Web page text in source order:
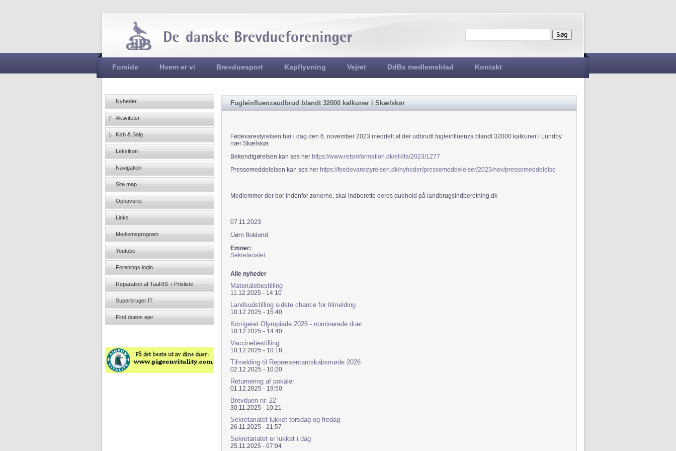
Søgefelt
Søg
Hovedmenu
Forside Hvem er vi Brevduesport Kapflyvning Vejret DdBs medlemsblad Kontakt
Fugleinfluenzaudbrud blandt 32000 kalkuner i Skælskør
Fødevarestyrelsen har i dag den 6. november 2023 meddelt at der udbrudt fugleinfluenza blandt 32000 kalkuner i Lundby
nær Skælskør.
Bekendtgørelsen kan ses her https://www.retsinformation.dk/eli/lta/2023/1277
Pressemeddelelsen kan ses her https://foedevarestyrelsen.dk/nyheder/pressemeddelelser/2023/nov/pressemeddelelse
Medlemmer der bor indenfor zonerne, skal indberette deres duehold på landbrugsindberetning.dk
07.11.2023
/Jørn Boklund
Emner:
Sekretariatet
Alle nyheder
Materialebestilling
11.12.2025 - 14:10
Landsudstilling sidste chance for tilmelding
10.12.2025 - 15:40
Korrigeret Olympiade 2026 - nominerede duer
10.12.2025 - 14:40
Vaccinebestilling
10.12.2025 - 10:18
Tilmelding til Repræsentantskabsmøde 2026
02.12.2025 - 10:20
Returnering af pokaler
01.12.2025 - 19:50
Brevduen nr. 22
30.11.2025 - 10:21
Sekretariatet lukket torsdag og fredag
26.11.2025 - 21:57
Sekretariatet er lukket i dag
25.11.2025 - 07:04
Nyheder
Aktiviteter
Køb & Salg
Leksikon
Navigation
Site map
Ophavsret
Links
Medlemsprogram
Youtube
Forenings login
Reparation af TauRIS + Prisliste
Superbruger IT
Find duens ejer